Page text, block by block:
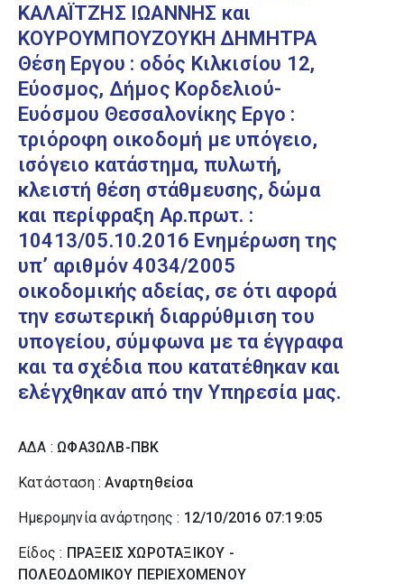
ΚΑΛΑΪΤΖΗΣ ΙΩΑΝΝΗΣ και
ΚΟΥΡΟΥΜΠΟΥΖΟΥΚΗ ΔΗΜΗΤΡΑ
Θέση Εργου : οδός Κιλκισίου 12,
Εύοσμος, Δήμος Κορδελιού-
Ευόσμου Θεσσαλονίκης Εργο :
τριόροφη οικοδομή με υπόγειο,
ισόγειο κατάστημα, πυλωτή,
κλειστή θέση στάθμευσης, δώμα
και περίφραξη Αρ.πρωτ. :
10413/05.10.2016 Ενημέρωση της
υπ’ αριθμόν 4034/2005
οικοδομικής αδείας, σε ότι αφορά
την εσωτερική διαρρύθμιση του
υπογείου, σύμφωνα με τα έγγραφα
και τα σχέδια που κατατέθηκαν και
ελέγχθηκαν από την Υπηρεσία μας.
ΑΔΑ : ΩΦΑ3ΩΛΒ-ΠΒΚ
Κατάσταση :Αναρτηθείσα
Ημερομηνία ανάρτησης : 12/10/2016 07:19:05
Είδος : ΠΡΑΞΕΙΣ ΧΩΡΟΤΑΞΙΚΟΥ -
ΠΟΛΕΟΔΟΜΙΚΟΥ ΠΕΡΙΕΧΟΜΕΝΟΥ